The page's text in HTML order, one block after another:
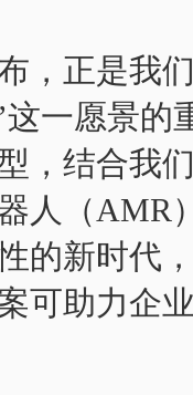
，正是我
一愿景
，结合我
人（AMR
的新时代
可助力企